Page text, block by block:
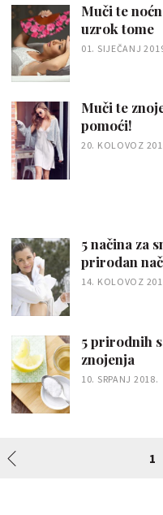
Muči te
uzrok tome
01. SIJEČANJ
Muči te
pomoći!
20. KOLOVOZ
5 načina za
prirodan
14. KOLOVOZ
5 prirodnih
znojenja
10. SRPANJ 2018.
1